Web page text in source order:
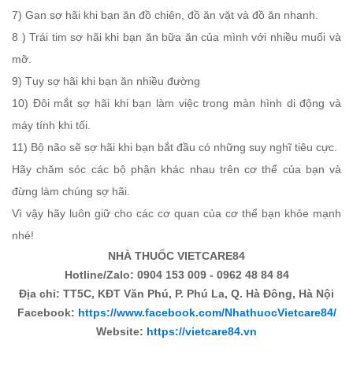
7) Gan sợ hãi khi bạn ăn đồ chiên, đồ ăn vặt và đồ ăn nhanh.
8 ) Trái tim sợ hãi khi bạn ăn bữa ăn của mình với nhiều muối và
mỡ.
9) Tụy sợ hãi khi bạn ăn nhiều đường
10) Đôi mắt sợ hãi khi bạn làm việc trong màn hình di động và
máy tính khi tối.
11) Bộ não sẽ sợ hãi khi bạn bắt đầu có những suy nghĩ tiêu cực.
Hãy chăm sóc các bộ phận khác nhau trên cơ thể của bạn và
đừng làm chúng sợ hãi.
Vì vậy hãy luôn giữ cho các cơ quan của cơ thể bạn khỏe mạnh
nhé!
NHÀ THUỐC VIETCARE84
Hotline/Zalo: 0904 153 009 - 0962 48 84 84
Địa chỉ: TT5C, KĐT Văn Phú, P. Phú La, Q. Hà Đông, Hà Nội
Facebook: https://www.facebook.com/NhathuocVietcare84/
Website: https://vietcare84.vn